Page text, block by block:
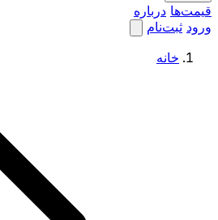
قیمت‌ها درباره
ورود ثبت‌نام
خانه